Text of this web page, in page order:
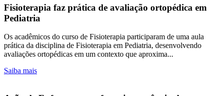
Fisioterapia faz prática de avaliação ortopédica em
Pediatria
Os acadêmicos do curso de Fisioterapia participaram de uma aula
prática da disciplina de Fisioterapia em Pediatria, desenvolvendo
avaliações ortopédicas em um contexto que aproxima...
Saiba mais